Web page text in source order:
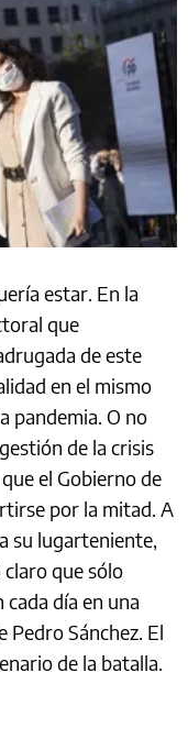
estar. En la
que
de este
en el mismo
pandemia. O no
de la crisis
el Gobierno de
por la mitad. A
su lugarteniente,
que sólo
día en una
Pedro Sánchez. El
de la batalla.